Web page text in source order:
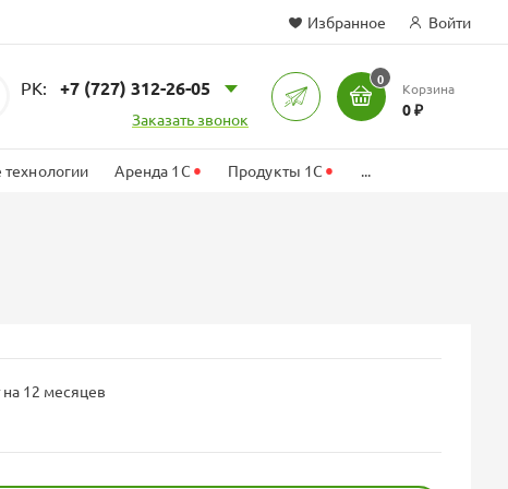
Избранное Войти
Поиск
РК: +7 (727) 312-26-05
Заказать звонок
0
Корзина
0 ₽
Аренда 1С • Продукты 1С • ...
на 12 месяцев